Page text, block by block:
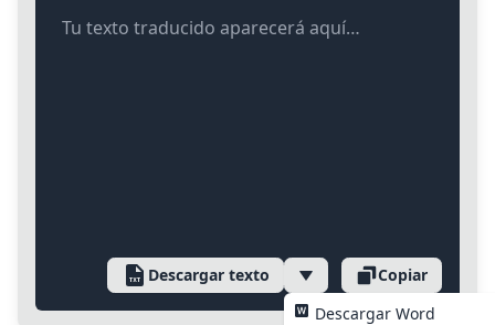
Tu texto traducido aparecerá aquí…
Descargar texto
Descargar Word
Copiar